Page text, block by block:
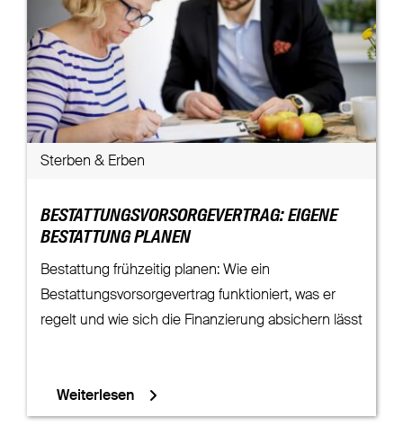
Sterben & Erben
BESTATTUNGSVORSORGEVERTRAG: EIGENE
BESTATTUNG PLANEN
Bestattung frühzeitig planen: Wie ein
Bestattungsvorsorgevertrag funktioniert, was er
regelt und wie sich die Finanzierung absichern lässt
Weiterlesen